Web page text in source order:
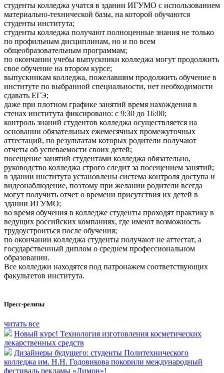
студенты колледжа учатся в здании ИГУМО с использованием
материально-технической базы, на которой обучаются
студенты института;
студенты колледжа получают полноценные знания не только
по профильным дисциплинам, но и по всем
общеобразовательным программам;
по окончании учебы выпускники колледжа могут продолжить
свое обучение на втором курсе;
выпускникам колледжа, пожелавшим продолжить обучение в
институте по выбранной специальности, нет необходимости
сдавать ЕГЭ;
даже при плотном графике занятий время нахождения в
стенах института фиксировано: с 9:30 до 16:00;
контроль знаний студентов колледжа осуществляется на
основании обязательных ежемесячных промежуточных
аттестаций, по результатам которых родители получают
отчеты об успеваемости своих детей;
посещение занятий студентами колледжа обязательно,
руководство колледжа строго следит за посещением занятий;
в здании института установлены система контроля доступа и
видеонаблюдение, поэтому при желании родители всегда
могут получить отчет о времени присутствия их детей в
здании ИГУМО;
во время обучения в колледже студенты проходят практику в
ведущих российских компаниях, где имеют возможность
трудоустроиться после обучения;
по окончании колледжа студенты получают не аттестат, а
государственный диплом о среднем профессиональном
образовании.
Все колледжи находятся под патронажем соответствующих
факультетов института.
Пресс-релизы
читать все
Новый курс! Технология изготовления косметических
лекарственных средств
Дизайнеры будущего: студенты Политехнического
колледжа им. Н.Н. Годовикова покорили международный
фестиваль рекламы «Лимон»!